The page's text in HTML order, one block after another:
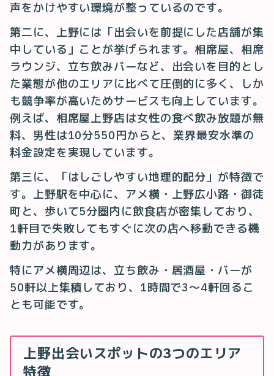
声をかけやすい環境が整っているのです。
第二に、上野には「出会いを前提にした店舗が集
中している」ことが挙げられます。相席屋、相席
ラウンジ、立ち飲みバーなど、出会いを目的とし
た業態が他のエリアに比べて圧倒的に多く、しか
も競争率が高いためサービスも向上しています。
例えば、相席屋上野店は女性の食べ飲み放題が無
料、男性は10分550円からと、業界最安水準の
料金設定を実現しています。
第三に、「はしごしやすい地理的配分」が特徴で
す。上野駅を中心に、アメ横・上野広小路・御徒
町と、歩いて5分圏内に飲食店が密集しており、
1軒目で失敗してもすぐに次の店へ移動できる機
動力があります。
特にアメ横周辺は、立ち飲み・居酒屋・バーが
50軒以上集積しており、1時間で3〜4軒回るこ
とも可能です。
上野出会いスポットの3つのエリア
特徴